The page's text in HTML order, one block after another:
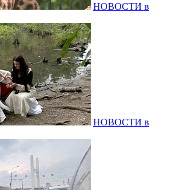
НОВОСТИ в
НОВОСТИ в